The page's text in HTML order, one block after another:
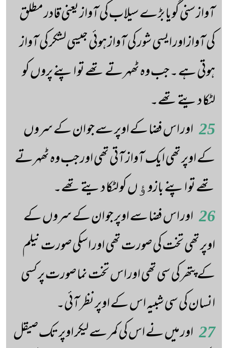
آواز سنی گویا بڑے سیلاب کی آواز یعنی قادر مطلق
کی آواز اور ایسی شور کی آواز ہوئی جیسی لشکر کی آواز
ہوتی ہے ۔ جب وہ ٹھہرتے تھے تو اپنے پروں کو
لٹکا دیتے تھے۔
25 اور اس فضا کے اوپر سے جو ان کے سروں
کے اوپر تھی ایک آواز آتی تھی اور جب وہ ٹھہرتے
تھے تو اپنے بازوﺅں کو لٹکا دیتے تھے۔
26 اور اس فضا سے اوپر جو ان کے سروں کے
اوپر تھی تخت کی صورت تھی اور اسکی صورت نیلم
کے پتھر کی سی تھی اور اس تخت نما صورت پر کسی
انسان کی سی شبیہ اس کے اوپر نظر آئی۔
27 اور میں نے اس کی کمر سے لیکر اوپر تک صیقل